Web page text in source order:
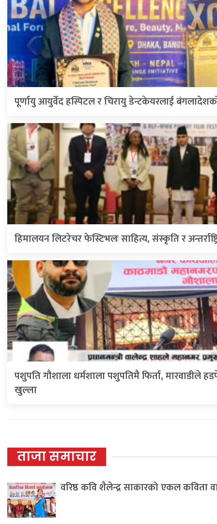
पूर्णायु आयुर्वेद हस्पिटल र चिरायु डेन्टकेयरलाई
हिमालयन लिटरेचर फेस्टिभलः साहित्य, संस्कृति र
पशुपति गौशाला धर्मशाला पशुपतिमै फिर्ता, मारवाडीले
खुल्ला
ताजा समाचार
वरिष्ठ कवि शैलेन्द्र साकारको एकल कविता